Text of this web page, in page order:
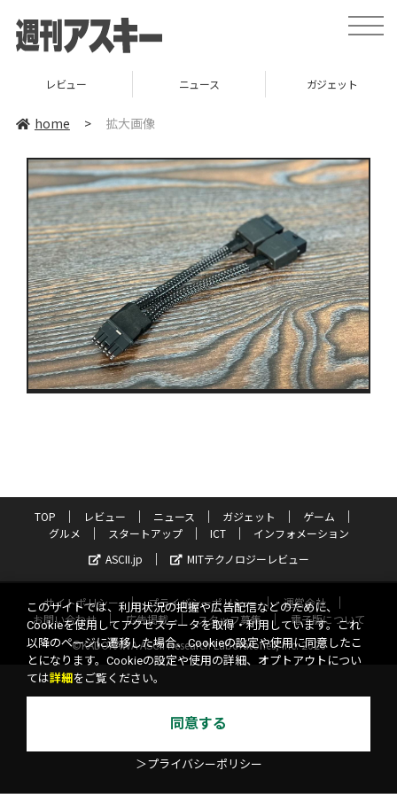
toggle
レビュー ニュース ガジェット
home > 拡大画像
TOP レビュー ニュース ガジェット
ゲーム
グルメ
スタートアップ ICT
インフォメーション
ASCII.jp
MITテクノロジーレビュー
サイトポリシー プライバシーポリシー
運営会社
お問い合わせ
広告掲載 スタッフ募集
電子版について
©KADOKAWA ASCII Research Laboratories, Inc. 2026
このサイトでは、利用状況の把握や広告配信などのために、
Cookieを使用してアクセスデータを取得・利用しています。これ
以降のページに遷移した場合、Cookieの設定や使用に同意したこ
とになります。Cookieの設定や使用の詳細、オプトアウトについ
ては詳細 をご覧ください。
同意する
＞プライバシーポリシー